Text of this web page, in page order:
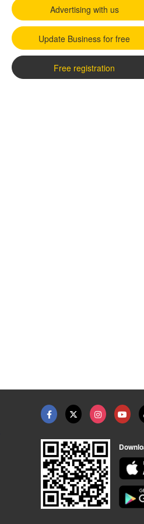
Advertising with us
Update Business for free
Free registration